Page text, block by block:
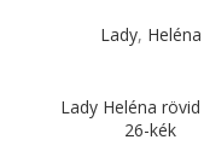
Lady, Heléna
Lady Heléna
26-kék